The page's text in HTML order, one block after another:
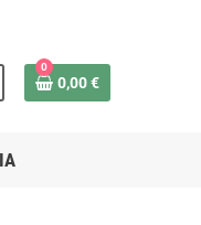
0
0,00 €